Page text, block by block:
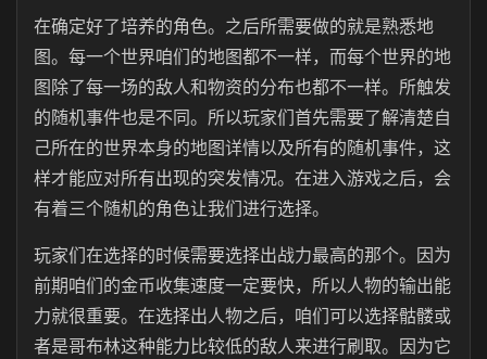
在确定好了培养的角色。之后所需要做的就是熟悉地
图。每一个世界咱们的地图都不一样，而每个世界的地
图除了每一场的敌人和物资的分布也都不一样。所触发
的随机事件也是不同。所以玩家们首先需要了解清楚自
己所在的世界本身的地图详情以及所有的随机事件，这
样才能应对所有出现的突发情况。在进入游戏之后，会
有着三个随机的角色让我们进行选择。
玩家们在选择的时候需要选择出战力最高的那个。因为
前期咱们的金币收集速度一定要快，所以人物的输出能
力就很重要。在选择出人物之后，咱们可以选择骷髅或
者是哥布林这种能力比较低的敌人来进行刷取。因为它